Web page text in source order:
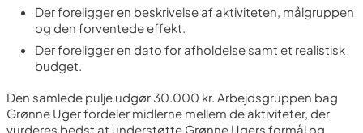
Der foreligger en beskrivelse af aktiviteten, målgruppen
og den forventede effekt.
Der foreligger en dato for afholdelse samt et realistisk
budget.
Den samlede pulje udgør 30.000 kr. Arbejdsgruppen bag
Grønne Uger fordeler midlerne mellem de aktiviteter, der
vurderes bedst at understøtte Grønne Ugers formål og